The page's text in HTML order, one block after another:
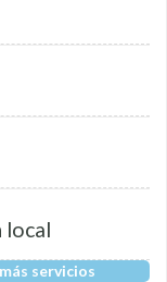
local
más servicios